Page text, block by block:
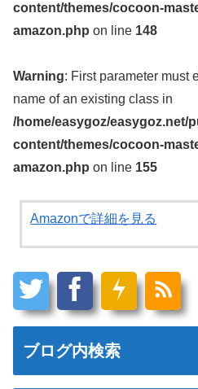
content/themes/cocoon-
amazon.php on line 148
Warning: First parameter must
name of an existing class in
/home/easygoz/easygoz.net/
content/themes/cocoon-
amazon.php on line 155
Amazonで詳細を見る
ブログ内検索